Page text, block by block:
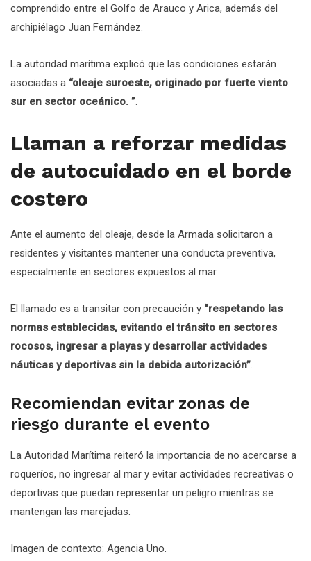
comprendido entre el Golfo de Arauco y Arica, además del
archipiélago Juan Fernández.
La autoridad marítima explicó que las condiciones estarán
asociadas a “oleaje suroeste, originado por fuerte viento
sur en sector oceánico. ”.
Llaman a reforzar medidas
de autocuidado en el borde
costero
Ante el aumento del oleaje, desde la Armada solicitaron a
residentes y visitantes mantener una conducta preventiva,
especialmente en sectores expuestos al mar.
El llamado es a transitar con precaución y “respetando las
normas establecidas, evitando el tránsito en sectores
rocosos, ingresar a playas y desarrollar actividades
náuticas y deportivas sin la debida autorización”.
Recomiendan evitar zonas de
riesgo durante el evento
La Autoridad Marítima reiteró la importancia de no acercarse a
roqueríos, no ingresar al mar y evitar actividades recreativas o
deportivas que puedan representar un peligro mientras se
mantengan las marejadas.
Imagen de contexto: Agencia Uno.